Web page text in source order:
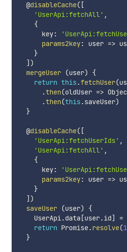
  @
disableCache( [
'UserApi:fetchAll' ,
{
      key
:
params2key: user =>
}
] )
mergeUser (user)
{
return this .fetchUser(
.then(oldUser =>
.then(this .saveUser)
}
  @
disableCache( [
'UserApi:fetchUserIds' ,
'UserApi:fetchAll' ,
{
      key
:
params2key: user =>
}
] )
saveUser (user)
{
    UserApi
.data [user.id] =
return Promise.resolve(1
}